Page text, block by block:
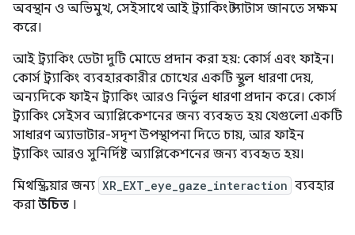
অবস্থান ও অভিমুখ, সেইসাথে আই ট্র্যাকিং স্ট্যাটাস জানতে সক্ষম
করে।
আই ট্র্যাকিং ডেটা দুটি মোডে প্রদান করা হয়: কোর্স এবং ফাইন।
কোর্স ট্র্যাকিং ব্যবহারকারীর চোখের একটি স্থূল ধারণা দেয়,
অন্যদিকে ফাইন ট্র্যাকিং আরও নির্ভুল ধারণা প্রদান করে। কোর্স
ট্র্যাকিং সেইসব অ্যাপ্লিকেশনের জন্য ব্যবহৃত হয় যেগুলো একটি
সাধারণ অ্যাভাটার-সদৃশ উপস্থাপনা দিতে চায়, আর ফাইন
ট্র্যাকিং আরও সুনির্দিষ্ট অ্যাপ্লিকেশনের জন্য ব্যবহৃত হয়।
মিথস্ক্রিয়ার জন্য XR_EXT_eye_gaze_interaction ব্যবহার
করাউচিত ।